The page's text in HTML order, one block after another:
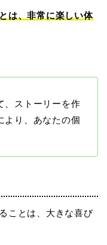
は、非常に楽しい体
、ストーリーを作
より、あなたの個
ことは、大きな喜び